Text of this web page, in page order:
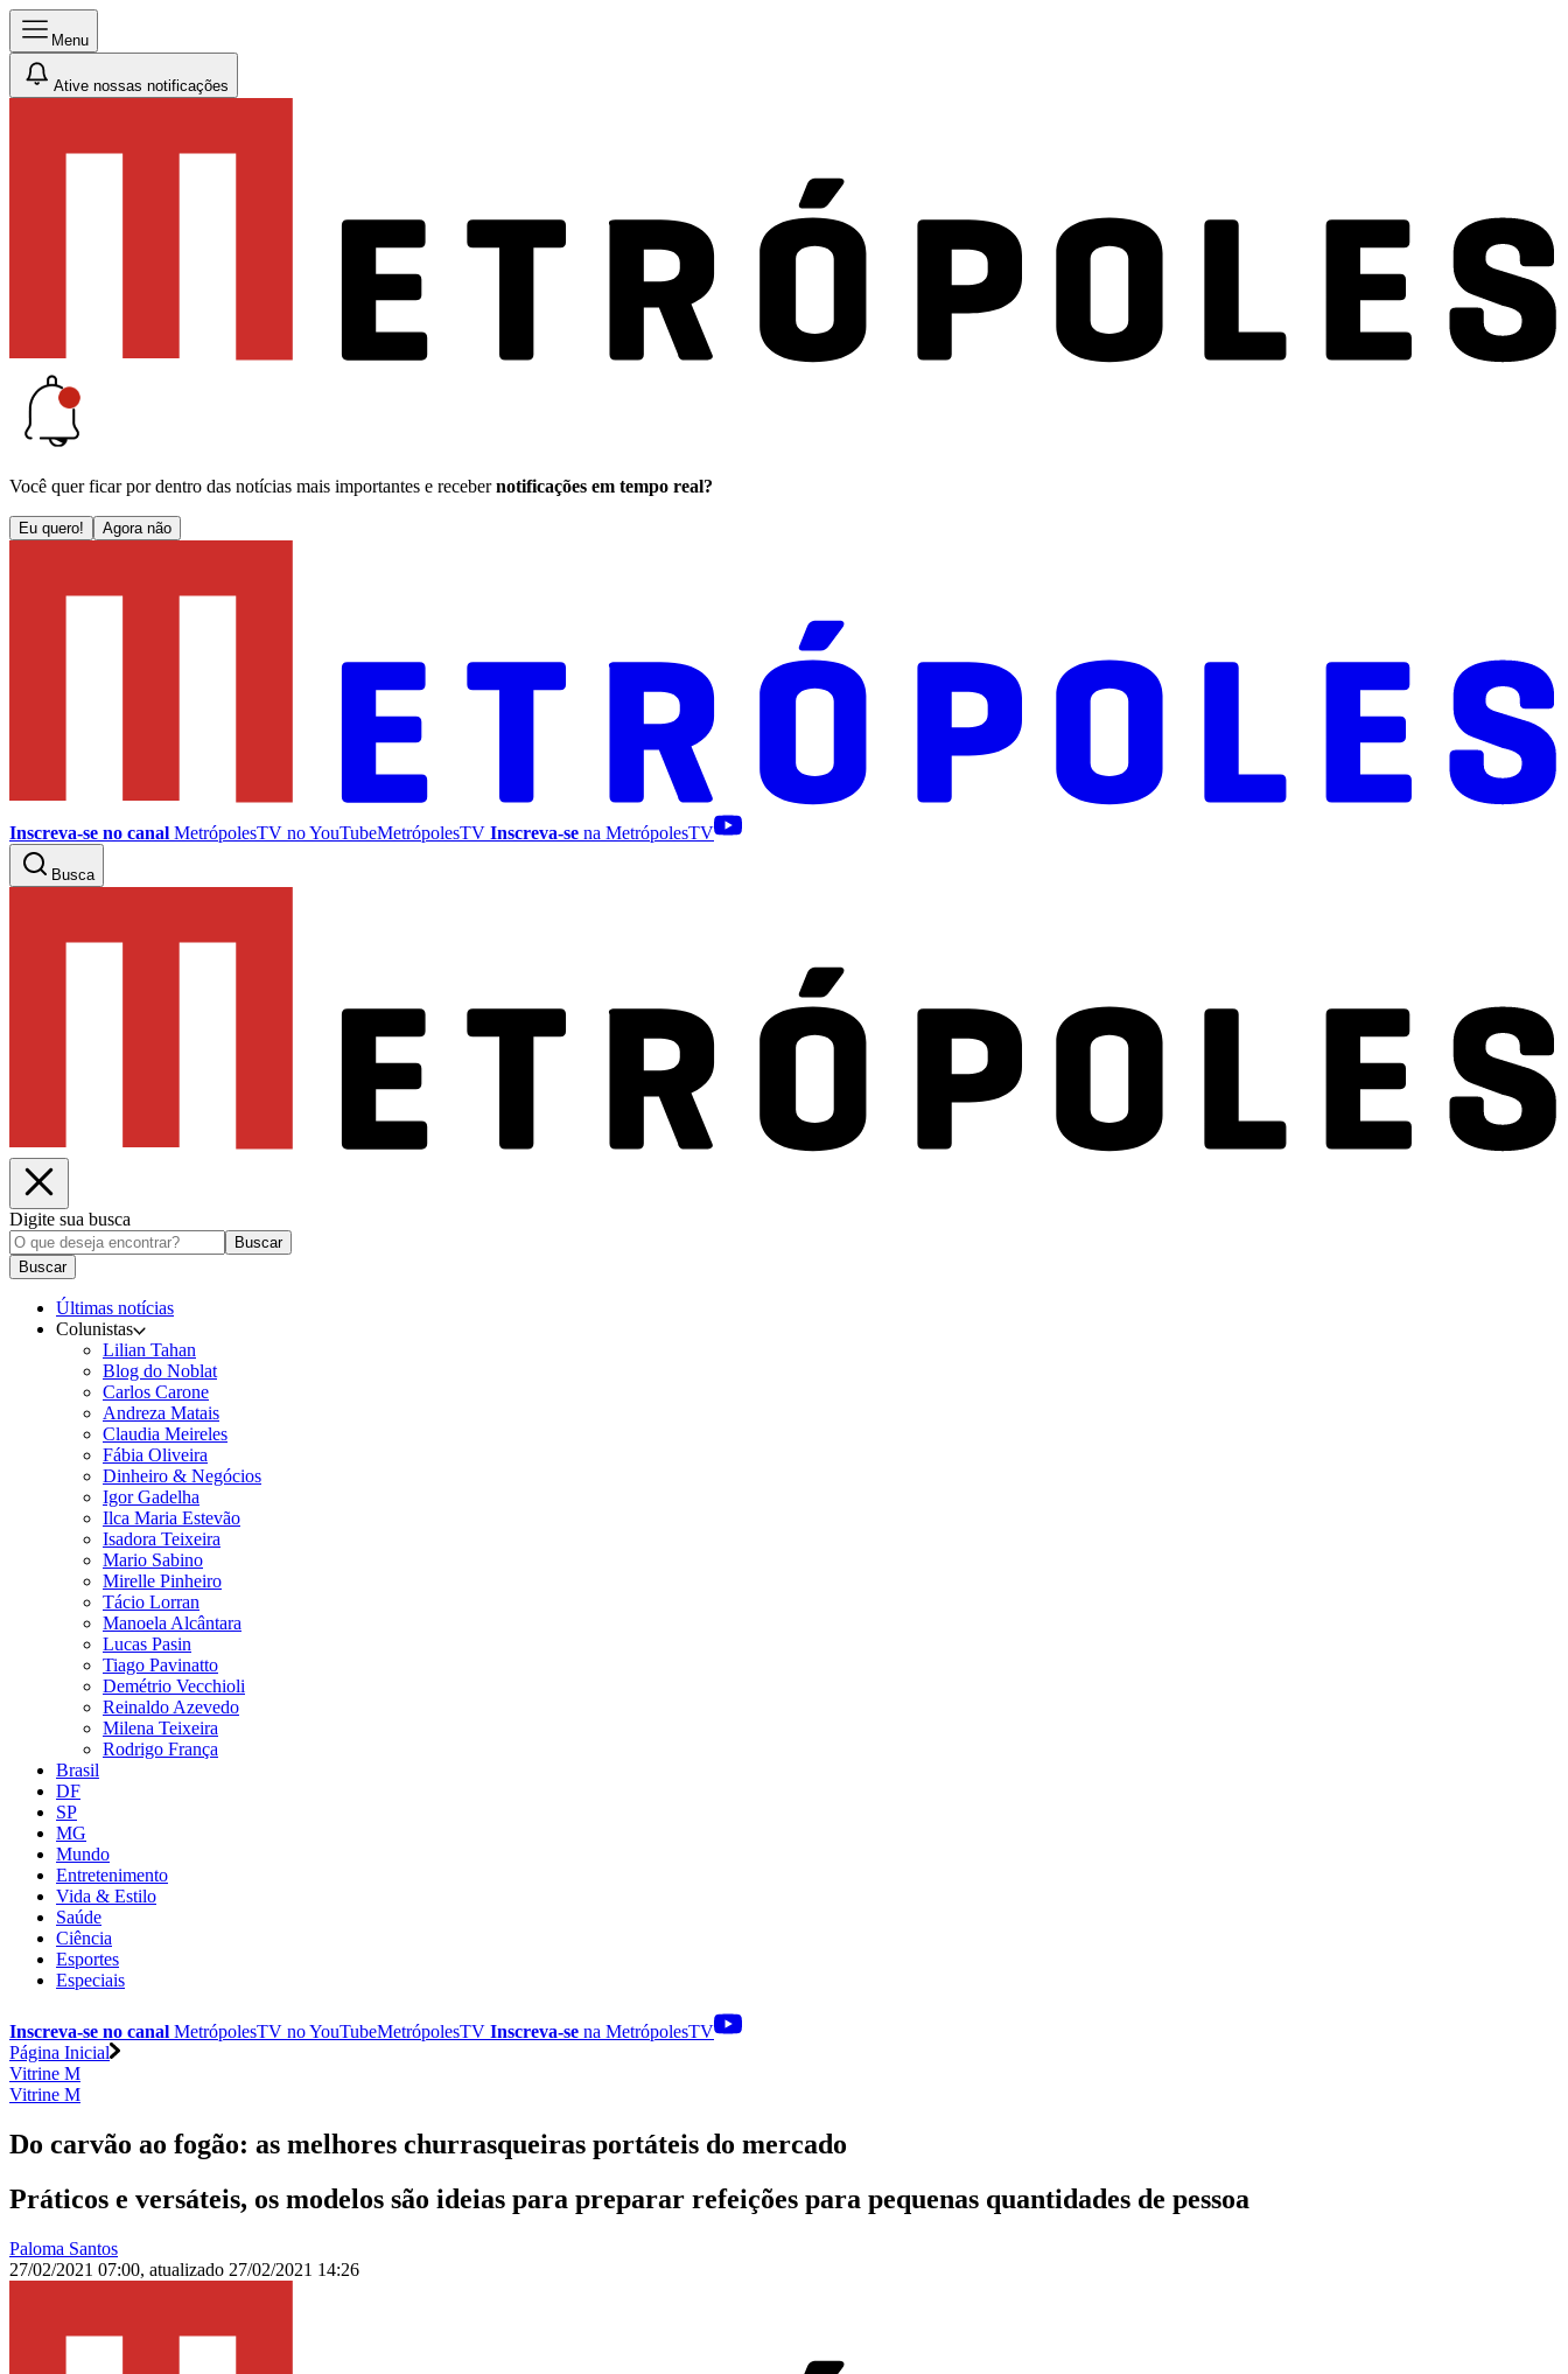
Menu
Ative nossas notificações
Você quer ficar por dentro das notícias mais importantes e receber notificações em tempo real?
Eu quero! Agora não
Inscreva-se no canal MetrópolesTV noYouTubeMetrópolesTV Inscreva-se na MetrópolesTV
Busca
Digite sua busca
Buscar
Buscar
Últimas notícias
Colunistas
Lilian Tahan
Blog do Noblat
Carlos Carone
Andreza Matais
Claudia Meireles
Fábia Oliveira
Dinheiro & Negócios
Igor Gadelha
Ilca Maria Estevão
Isadora Teixeira
Mario Sabino
Mirelle Pinheiro
Tácio Lorran
Manoela Alcântara
Lucas Pasin
Tiago Pavinatto
Demétrio Vecchioli
Reinaldo Azevedo
Milena Teixeira
Rodrigo França
Brasil
DF
SP
MG
Mundo
Entretenimento
Vida & Estilo
Saúde
Ciência
Esportes
Especiais
Inscreva-se no canal MetrópolesTV noYouTubeMetrópolesTV Inscreva-se na MetrópolesTV
Página Inicial
Vitrine M
Vitrine M
Do carvão ao fogão: as melhores churrasqueiras portáteis do mercado
Práticos e versáteis, os modelos são ideias para preparar refeições para pequenas quantidades de pessoa
Paloma Santos
27/02/2021 07:00, atualizado 27/02/2021 14:26